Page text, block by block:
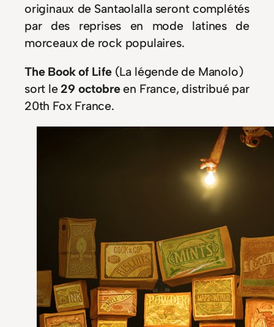
originaux de Santaolalla seront complétés
par des reprises en mode latines de
morceaux de rock populaires.
The Book of Life(La légende de Manolo)
sort le 29 octobreen France, distribué par
20th Fox France.